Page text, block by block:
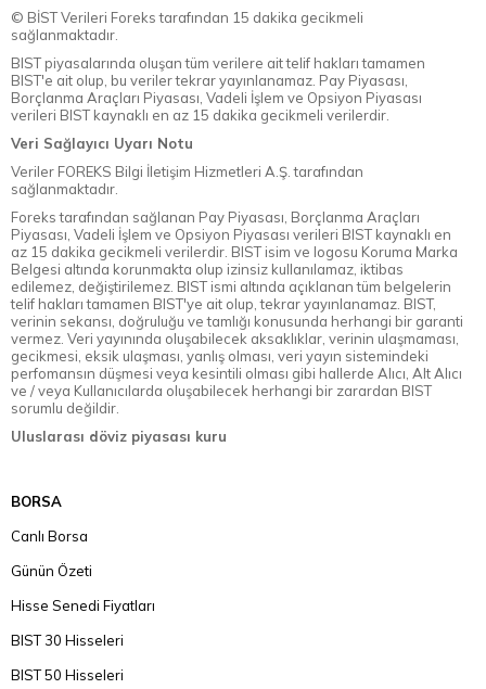
© BİST Verileri Foreks tarafından 15 dakika gecikmeli
sağlanmaktadır.
BIST piyasalarında oluşan tüm verilere ait telif hakları tamamen
BIST'e ait olup, bu veriler tekrar yayınlanamaz. Pay Piyasası,
Borçlanma Araçları Piyasası, Vadeli İşlem ve Opsiyon Piyasası
verileri BIST kaynaklı en az 15 dakika gecikmeli verilerdir.
Veri Sağlayıcı Uyarı Notu
Veriler FOREKS Bilgi İletişim Hizmetleri A.Ş. tarafından
sağlanmaktadır.
Foreks tarafından sağlanan Pay Piyasası, Borçlanma Araçları
Piyasası, Vadeli İşlem ve Opsiyon Piyasası verileri BIST kaynaklı en
az 15 dakika gecikmeli verilerdir. BIST isim ve logosu Koruma Marka
Belgesi altında korunmakta olup izinsiz kullanılamaz, iktibas
edilemez, değiştirilemez. BIST ismi altında açıklanan tüm belgelerin
telif hakları tamamen BIST'ye ait olup, tekrar yayınlanamaz. BIST,
verinin sekansı, doğruluğu ve tamlığı konusunda herhangi bir garanti
vermez. Veri yayınında oluşabilecek aksaklıklar, verinin ulaşmaması,
gecikmesi, eksik ulaşması, yanlış olması, veri yayın sistemindeki
perfomansın düşmesi veya kesintili olması gibi hallerde Alıcı, Alt Alıcı
ve / veya Kullanıcılarda oluşabilecek herhangi bir zarardan BIST
sorumlu değildir.
Uluslarası döviz piyasası kuru
BORSA
Canlı Borsa
Günün Özeti
Hisse Senedi Fiyatları
BIST 30 Hisseleri
BIST 50 Hisseleri